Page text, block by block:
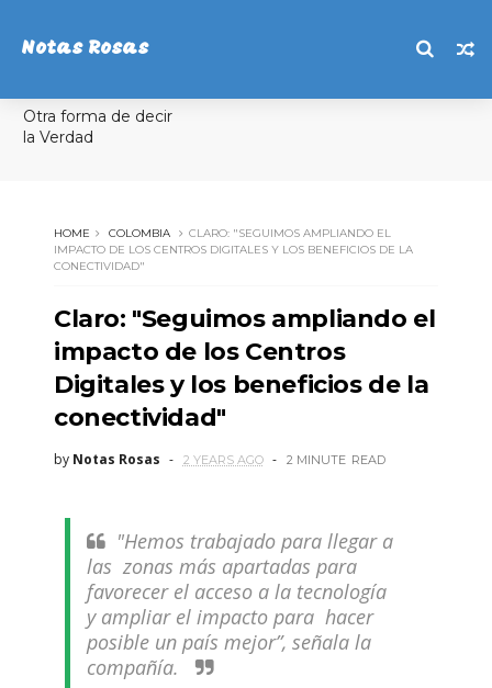
Notas Rosas
Otra forma de decir
la Verdad
HOME COLOMBIA
CLARO: "SEGUIMOS AMPLIANDO EL
IMPACTO DE LOS CENTROS DIGITALES Y LOS BENEFICIOS DE LA
CONECTIVIDAD"
Claro: "Seguimos ampliando el
impacto de los Centros
Digitales y los beneficios de la
conectividad"
by Notas Rosas 2 YEARS AGO 2 MINUTE READ
"Hemos trabajado para llegar a
las zonas más apartadas para
favorecer el acceso a la tecnología
y ampliar el impacto para hacer
posible un país mejor”, señala la
compañía.